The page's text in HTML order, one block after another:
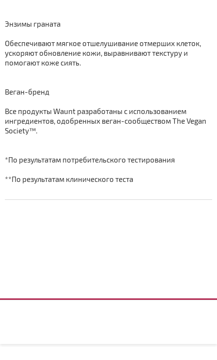
Энзимы граната
Обеспечивают мягкое отшелушивание отмерших клеток,
ускоряют обновление кожи, выравнивают текстуру и
помогают коже сиять.
Веган-бренд
Все продукты Waunt разработаны с использованием
ингредиентов, одобренных веган-сообществом The Vegan
Society™.
*По результатам потребительского тестирования
**По результатам клинического теста